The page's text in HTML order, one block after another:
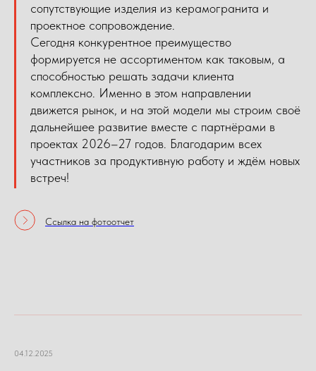
сопутствующие изделия из керамогранита и
проектное сопровождение.
Сегодня конкурентное преимущество
формируется не ассортиментом как таковым, а
способностью решать задачи клиента
комплексно. Именно в этом направлении
движется рынок, и на этой модели мы строим своё
дальнейшее развитие вместе с партнёрами в
проектах 2026–27 годов. Благодарим всех
участников за продуктивную работу и ждём новых
встреч!
Ссылка на фотоотчет
04.12.2025